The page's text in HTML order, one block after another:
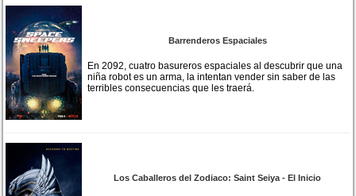
Barrenderos Espaciales
En 2092, cuatro basureros espaciales al descubrir que una
niña robot es un arma, la intentan vender sin saber de las
terribles consecuencias que les traerá.
Los Caballeros del Zodiaco: Saint Seiya - El Inicio